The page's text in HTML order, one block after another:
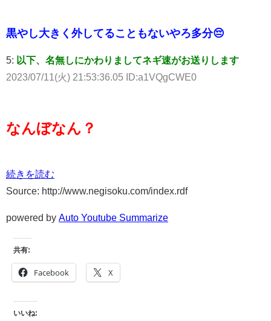
黒やし大きく外してることもないやろ多分😔
5: 以下、名無しにかわりましてネギ速がお送りします
2023/07/11(火) 21:53:36.05 ID:a1VQgCWE0
なんぼなん？
続きを読む
Source: http://www.negisoku.com/index.rdf
powered by Auto Youtube Summarize
共有:
Facebook X
いいね: